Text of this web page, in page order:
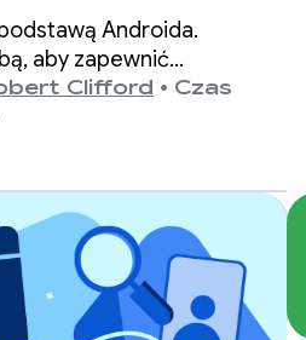
danych
Androida.
aby zapewnić
i chronić dane
zaawansowane narzędzia
Clifford • Czas